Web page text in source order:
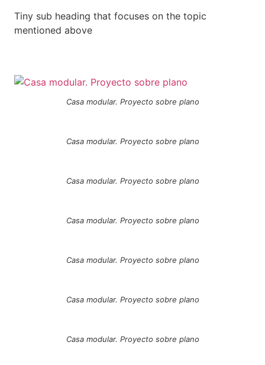
Tiny sub heading that focuses on the topic
mentioned above
Casa modular. Proyecto sobre plano
Casa modular. Proyecto sobre plano
Casa modular. Proyecto sobre plano
Casa modular. Proyecto sobre plano
Casa modular. Proyecto sobre plano
Casa modular. Proyecto sobre plano
Casa modular. Proyecto sobre plano